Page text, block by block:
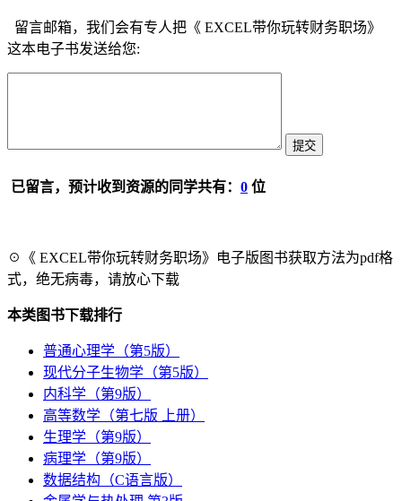
留言邮箱，我们会有专人把《 EXCEL带你玩转财务职场》
这本电子书发送给您:
已留言，预计收到资源的同学共有： 0 位
☉《 EXCEL带你玩转财务职场》电子版图书获取方法为pdf格
式，绝无病毒，请放心下载
本类图书下载排行
普通心理学（第5版）
现代分子生物学（第5版）
内科学（第9版）
高等数学（第七版 上册）
生理学（第9版）
病理学（第9版）
数据结构（C语言版）